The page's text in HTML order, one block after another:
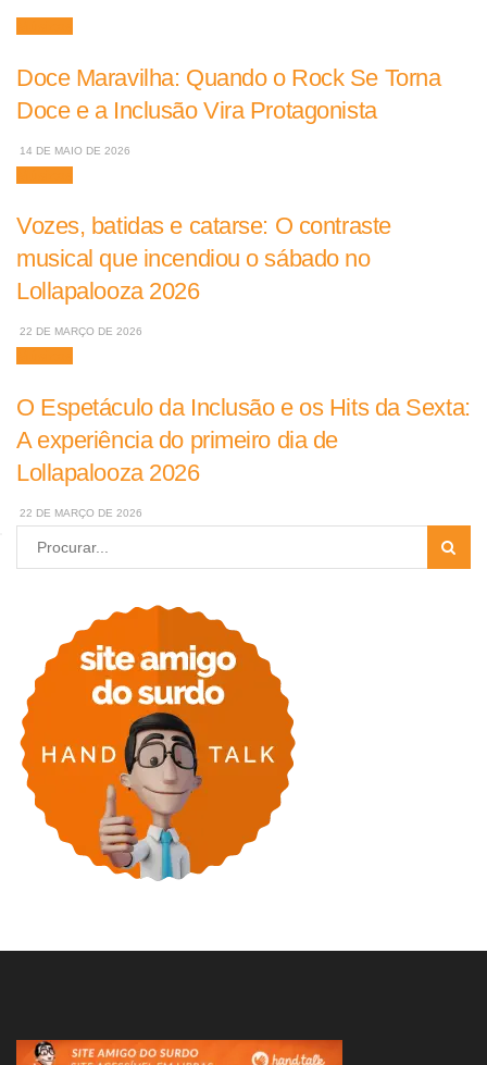
Doce Maravilha: Quando o Rock Se Torna
Doce e a Inclusão Vira Protagonista
14 DE MAIO DE 2026
Vozes, batidas e catarse: O contraste
musical que incendiou o sábado no
Lollapalooza 2026
22 DE MARÇO DE 2026
O Espetáculo da Inclusão e os Hits da Sexta:
A experiência do primeiro dia de
Lollapalooza 2026
22 DE MARÇO DE 2026